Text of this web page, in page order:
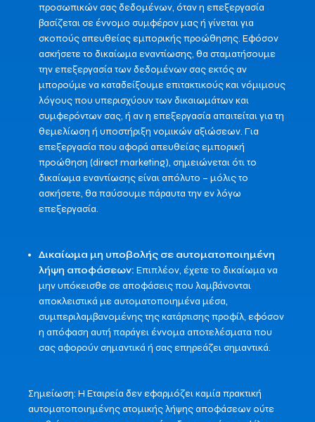
προσωπικών σας δεδομένων, όταν η επεξεργασία
βασίζεται σε έννομο συμφέρον μας ή γίνεται για
σκοπούς απευθείας εμπορικής προώθησης. Εφόσον
ασκήσετε το δικαίωμα εναντίωσης, θα σταματήσουμε
την επεξεργασία των δεδομένων σας εκτός αν
μπορούμε να καταδείξουμε επιτακτικούς και νόμιμους
λόγους που υπερισχύουν των δικαιωμάτων και
συμφερόντων σας, ή αν η επεξεργασία απαιτείται για τη
θεμελίωση ή υποστήριξη νομικών αξιώσεων. Για
επεξεργασία που αφορά απευθείας εμπορική
προώθηση (direct marketing), σημειώνεται ότι το
δικαίωμα εναντίωσης είναι απόλυτο – μόλις το
ασκήσετε, θα παύσουμε πάραυτα την εν λόγω
επεξεργασία.
Δικαίωμα μη υποβολής σε αυτοματοποιημένη
λήψη αποφάσεων: Επιπλέον, έχετε το δικαίωμα να
μην υπόκεισθε σε αποφάσεις που λαμβάνονται
αποκλειστικά με αυτοματοποιημένα μέσα,
συμπεριλαμβανομένης της κατάρτισης προφίλ, εφόσον
η απόφαση αυτή παράγει έννομα αποτελέσματα που
σας αφορούν σημαντικά ή σας επηρεάζει σημαντικά.
Σημείωση: Η Εταιρεία δεν εφαρμόζει καμία πρακτική
αυτοματοποιημένης ατομικής λήψης αποφάσεων ούτε